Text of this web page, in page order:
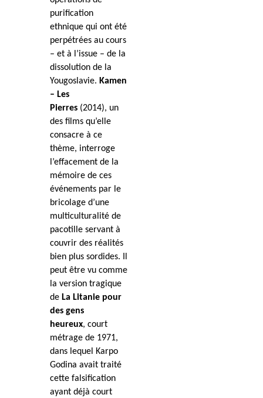
purification
ethnique qui ont été
perpétrées au cours
– et à l’issue – de la
dissolution de la
Yougoslavie. Kamen
– Les
Pierres (2014), un
des films qu’elle
consacre à ce
thème, interroge
l’effacement de la
mémoire de ces
événements par le
bricolage d’une
multiculturalité de
pacotille servant à
couvrir des réalités
bien plus sordides. Il
peut être vu comme
la version tragique
de La Litanie pour
des gens
heureux, court
métrage de 1971,
dans lequel Karpo
Godina avait traité
cette falsification
ayant déjà court